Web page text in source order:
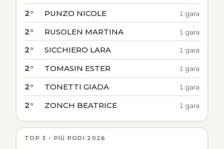
2° PUNZO NICOLE 1 gara
2° RUSOLEN MARTINA 1 gara
2° SICCHIERO LARA 1 gara
2° TOMASIN ESTER 1 gara
2° TONETTI GIADA 1 gara
2° ZONCH BEATRICE 1 gara
TOP 3 - PIÙ PODI 2026